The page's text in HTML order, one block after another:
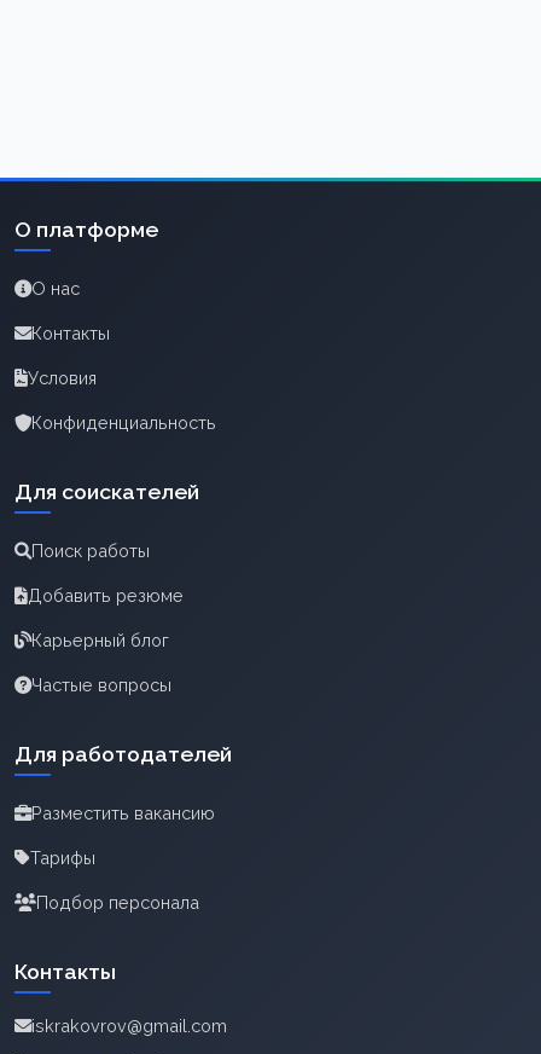
О платформе
О нас
Контакты
Условия
Конфиденциальность
Для соискателей
Поиск работы
Добавить резюме
Карьерный блог
Частые вопросы
Для работодателей
Разместить вакансию
Тарифы
Подбор персонала
Контакты
iskrakovrov@gmail.com